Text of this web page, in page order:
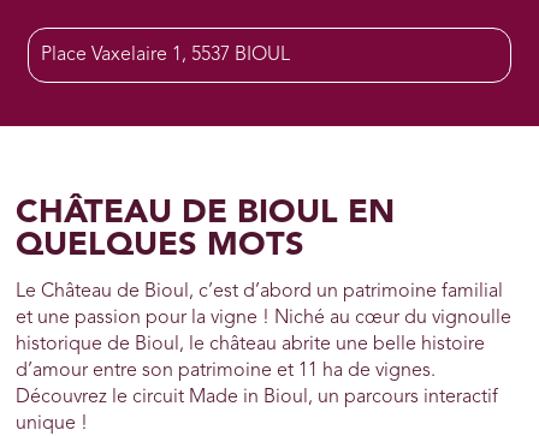
Place Vaxelaire 1, 5537 BIOUL
CHÂTEAU DE BIOUL EN
QUELQUES MOTS
Le Château de Bioul, c’est d’abord un patrimoine familial
et une passion pour la vigne ! Niché au cœur du vignoulle
historique de Bioul, le château abrite une belle histoire
d’amour entre son patrimoine et 11 ha de vignes.
Découvrez le circuit Made in Bioul, un parcours interactif
unique !